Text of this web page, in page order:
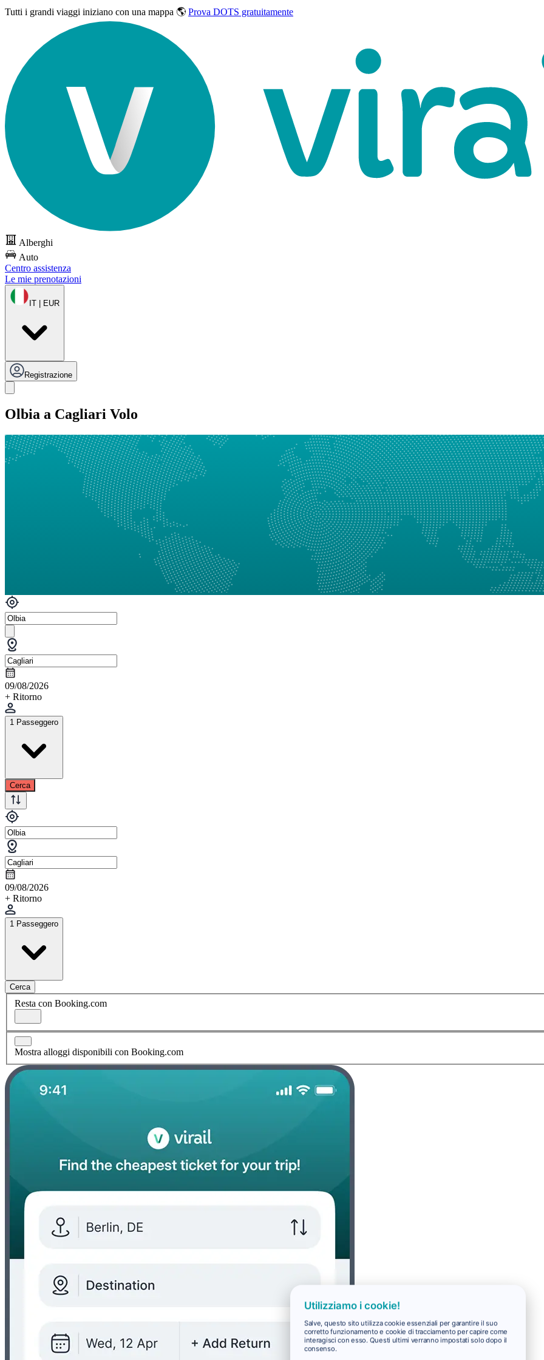
Tutti i grandi viaggi iniziano con una mappa 🌎 Prova DOTS gratuitamente
Alberghi
Auto
Centro assistenza
Le mie prenotazioni
IT | EUR
Registrazione
Olbia a Cagliari Volo
09/08/2026
+ Ritorno
1 Passeggero
Cerca
09/08/2026
+ Ritorno
1 Passeggero
Cerca
Resta con Booking.com
Mostra alloggi disponibili con Booking.com
Utilizziamo i cookie!
Salve, questo sito utilizza cookie essenziali per garantire il suo
corretto funzionamento e cookie di tracciamento per capire come
interagisci con esso. Questi ultimi verranno impostati solo dopo il
consenso.